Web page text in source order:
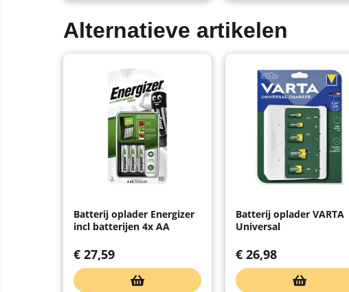
Alternatieve artikelen
Batterij oplader Energizer
incl batterijen 4x AA
€ 27,59
Batterij oplader VARTA
Universal
€ 26,98